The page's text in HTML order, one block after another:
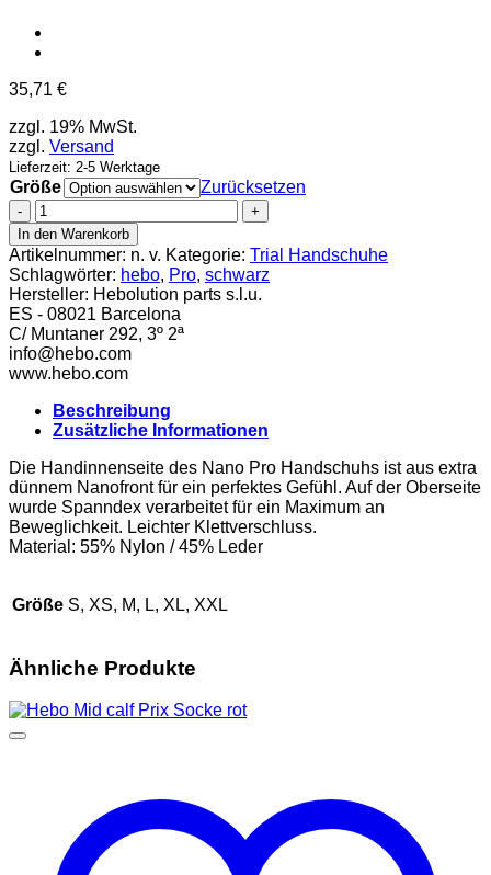
35,71 €
zzgl. 19% MwSt.
zzgl. Versand
Lieferzeit: 2-5 Werktage
Größe
Zurücksetzen
Hebo
Nano
Pro
IV
Handschuh
schwarz
Menge
In den Warenkorb
Artikelnummer: n. v. Kategorie: Trial Handschuhe
Schlagwörter: hebo, Pro, schwarz
Hersteller: Hebolution parts s.l.u.
ES - 08021 Barcelona
C/ Muntaner 292, 3º 2ª
info@hebo.com
www.hebo.com
Beschreibung
Zusätzliche Informationen
Die Handinnenseite des Nano Pro Handschuhs ist aus extra
dünnem Nanofront für ein perfektes Gefühl. Auf der Oberseite
wurde Spanndex verarbeitet für ein Maximum an
Beweglichkeit. Leichter Klettverschluss.
Material: 55% Nylon / 45% Leder
Größe S, XS, M, L, XL, XXL
Ähnliche Produkte